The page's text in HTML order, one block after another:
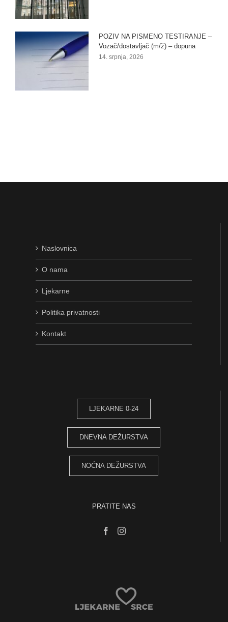
POZIV NA PISMENO TESTIRANJE –
Vozač/dostavljač (m/ž) – dopuna
14. srpnja, 2026
Naslovnica
O nama
Ljekarne
Politika privatnosti
Kontakt
LJEKARNE 0-24
DNEVNA DEŽURSTVA
NOĆNA DEŽURSTVA
PRATITE NAS